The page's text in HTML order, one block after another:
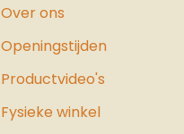
Over ons
Openingstijden
Productvideo's
Fysieke winkel